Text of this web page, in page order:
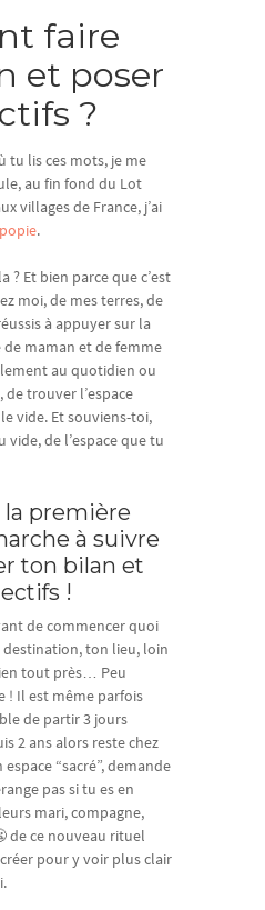
faire
et poser
?
tu lis ces mots, je me
au fin fond du Lot
villages de France, j’ai
.
? Et bien parce que c’est
moi, de mes terres, de
à appuyer sur la
de maman et de femme
au quotidien ou
trouver l’espace
vide. Et souviens-toi,
vide, de l’espace que tu
la première
à suivre
ton bilan et
!
de commencer quoi
destination, ton lieu, loin
tout près… Peu
! Il est même parfois
de partir 3 jours
2 ans alors reste chez
“sacré”, demande
pas si tu es en
mari, compagne,
de ce nouveau rituel
pour y voir plus clair